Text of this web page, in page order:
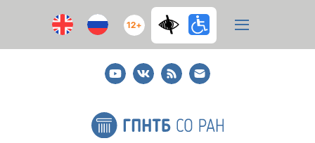
12+
YoutubeВКонтакте
RSS
E-
mail
подписка